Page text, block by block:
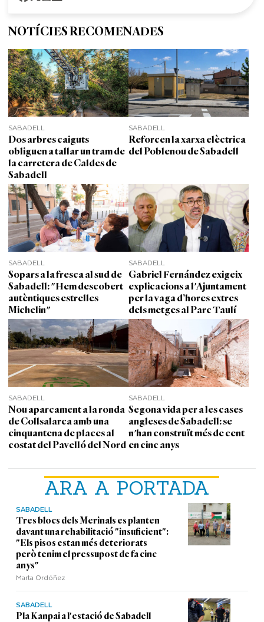
ARA A PORTADA
SABADELL
Tres blocs dels Merinals es planten
davant una rehabilitació "insuficient":
"Els pisos estan més deteriorats
però tenim el pressupost de fa cinc
anys"
Marta Ordóñez
SABADELL
Pla Kanpai a l'estació de Sabadell
NOTÍCIES RECOMENADES
SABADELL
Dos arbres caiguts
obliguen a tallar un tram de
la carretera de Caldes de
Sabadell
SABADELL
Reforcen la xarxa elèctrica
del Poblenou de Sabadell
SABADELL
Sopars a la fresca al sud de
Sabadell: "Hem descobert
autèntiques estrelles
Michelin"
SABADELL
Gabriel Fernández exigeix
explicacions a l'Ajuntament
per la vaga d’hores extres
dels metges al Parc Taulí
SABADELL
Nou aparcament a la ronda
de Collsalarca amb una
cinquantena de places al
costat del Pavelló del Nord
SABADELL
Segona vida per a les cases
angleses de Sabadell: se
n'han construït més de cent
en cinc anys